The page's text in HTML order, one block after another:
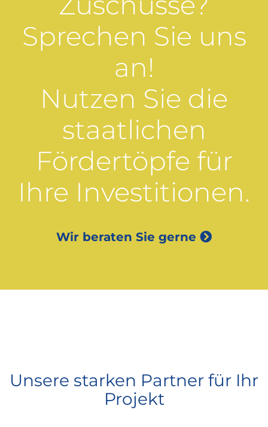
Sprechen Sie uns
an!
Nutzen Sie die
staatlichen
Fördertöpfe für
Ihre Investitionen.
Wir beraten Sie gerne
Unsere starken Partner für Ihr
Projekt